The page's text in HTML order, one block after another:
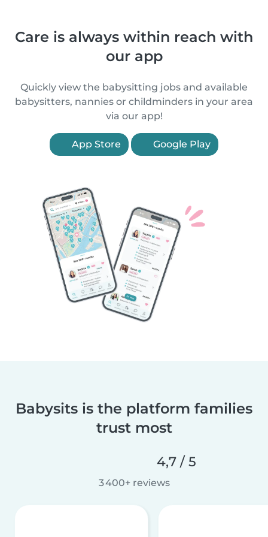
Care is always within reach with
our app
Quickly view the babysitting jobs and available
babysitters, nannies or childminders in your area
via our app!
App Store Google Play
Babysits is the platform families
trust most
4,7 / 5
3 400+ reviews